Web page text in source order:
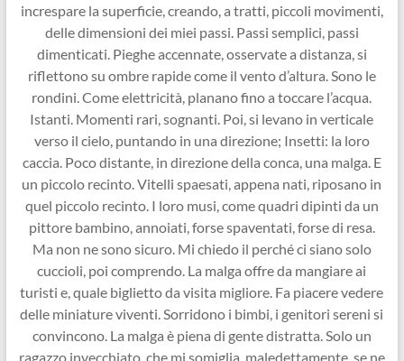
increspare la superficie, creando, a tratti, piccoli movimenti,
delle dimensioni dei miei passi. Passi semplici, passi
dimenticati. Pieghe accennate, osservate a distanza, si
riflettono su ombre rapide come il vento d’altura. Sono le
rondini. Come elettricità, planano fino a toccare l’acqua.
Istanti. Momenti rari, sognanti. Poi, si levano in verticale
verso il cielo, puntando in una direzione; Insetti: la loro
caccia. Poco distante, in direzione della conca, una malga. E
un piccolo recinto. Vitelli spaesati, appena nati, riposano in
quel piccolo recinto. I loro musi, come quadri dipinti da un
pittore bambino, annoiati, forse spaventati, forse di resa.
Ma non ne sono sicuro. Mi chiedo il perché ci siano solo
cuccioli, poi comprendo. La malga offre da mangiare ai
turisti e, quale biglietto da visita migliore. Fa piacere vedere
delle miniature viventi. Sorridono i bimbi, i genitori sereni si
convincono. La malga è piena di gente distratta. Solo un
ragazzo invecchiato, che mi somiglia, maledettamente, se ne